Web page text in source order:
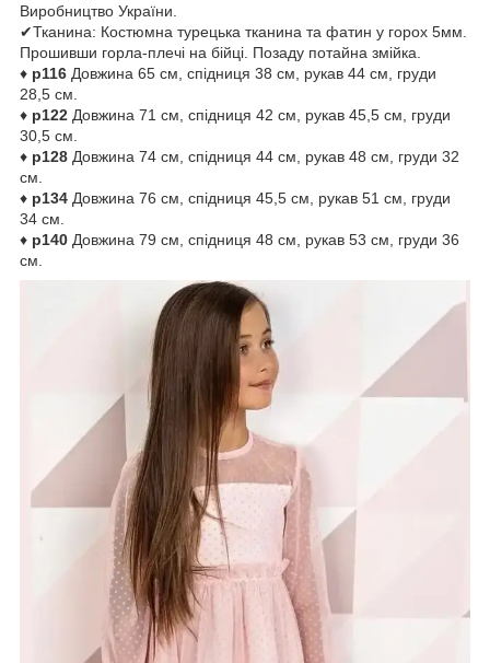
Виробництво України.
✔Тканина: Костюмна турецька тканина та фатин у горох 5мм.
Прошивши горла-плечі на бійці. Позаду потайна змійка.
♦ р116 Довжина 65 см, спідниця 38 см, рукав 44 см, груди
28,5 см.
♦ р122 Довжина 71 см, спідниця 42 см, рукав 45,5 см, груди
30,5 см.
♦ р128 Довжина 74 см, спідниця 44 см, рукав 48 см, груди 32
см.
♦ р134 Довжина 76 см, спідниця 45,5 см, рукав 51 см, груди
34 см.
♦ р140 Довжина 79 см, спідниця 48 см, рукав 53 см, груди 36
см.